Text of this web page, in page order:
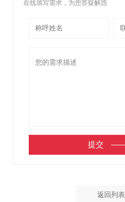
在线填写需求，为您答疑解惑
返回列表